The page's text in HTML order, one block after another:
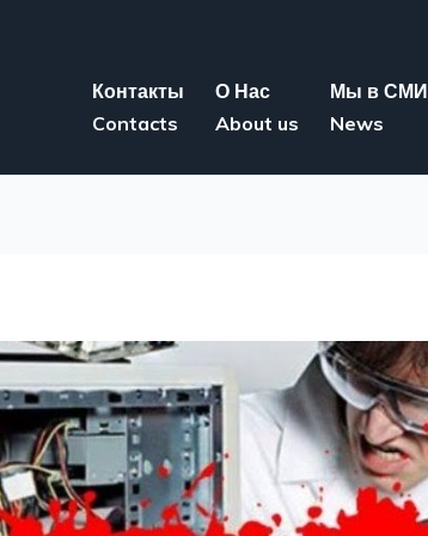
Контакты
Contacts
О Нас
About us
Мы в СМИ
News